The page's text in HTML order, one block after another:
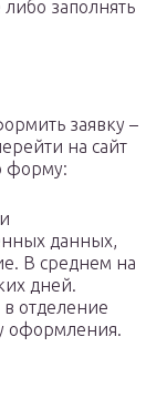
заполнять
заявку –
на сайт
форму:
данных,
В среднем на
дней.
отделение
оформления.